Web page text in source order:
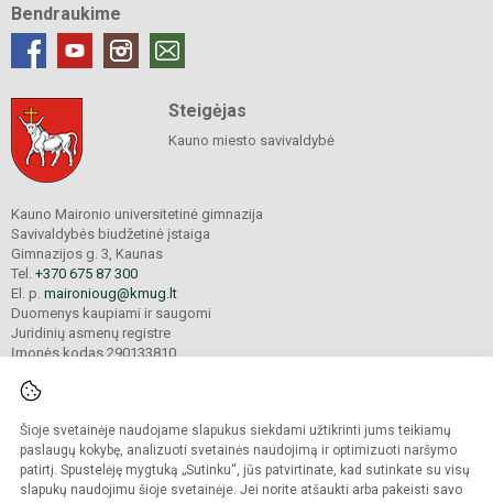
Šioje svetainėje naudojame slapukus siekdami užtikrinti jums teikiamų
paslaugų kokybę, analizuoti svetainės naudojimą ir optimizuoti naršymo
patirtį. Spustelėję mygtuką „Sutinku“, jūs patvirtinate, kad sutinkate su visų
slapukų naudojimu šioje svetainėje. Jei norite atšaukti arba pakeisti savo
Bendraukime
Steigėjas
Kauno miesto savivaldybė
Kauno Maironio universitetinė gimnazija
Savivaldybės biudžetinė įstaiga
Gimnazijos g. 3, Kaunas
Tel. +370 675 87 300
El. p. maironioug@kmug.lt
Duomenys kaupiami ir saugomi
Juridinių asmenų registre
Įmonės kodas 290133810
© 2025. Kauno Maironio universitetinė gimnazija. Visos teisės saugomos.
Kopijuoti turinį be raštiško įstaigos administracijos sutikimo griežtai draudžiama.
Prieinamumo paraiška Slapukų valdymas